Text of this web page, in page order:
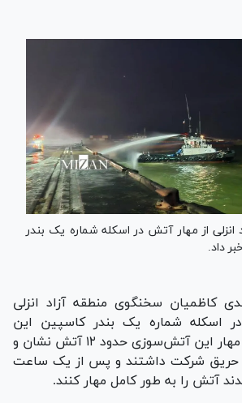
از مهار آتش در اسکله شماره یک بندر
داد.
کاظمیان سخنگوی منطقه آزاد انزلی
اسکله شماره یک بندر کاسپین این
منطقه اظهار کرد: در مهار این آتش‌سوزی حدود ۱۲ آتش نشان و
حریق شرکت داشتند و پس از یک ساعت